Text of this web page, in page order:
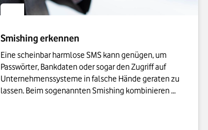
Smishing erkennen
Eine scheinbar harmlose SMS kann genügen, um
Passwörter, Bankdaten oder sogar den Zugriff auf
Unternehmenssysteme in falsche Hände geraten zu
lassen. Beim sogenannten Smishing kombinieren